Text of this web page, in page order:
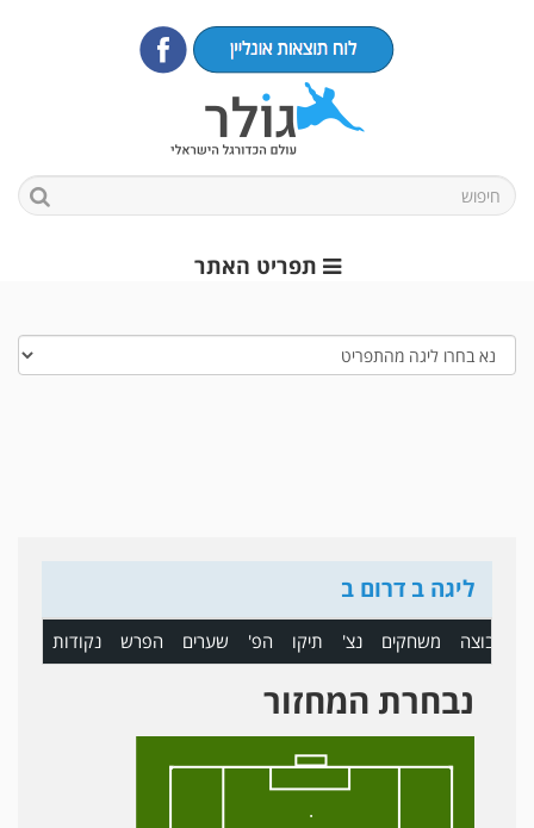
תפריט האתר
ליגה ב דרום ב
קבוצה משחקים נצ' תיקו הפ' שערים הפרש נקודות
נבחרת המחזור